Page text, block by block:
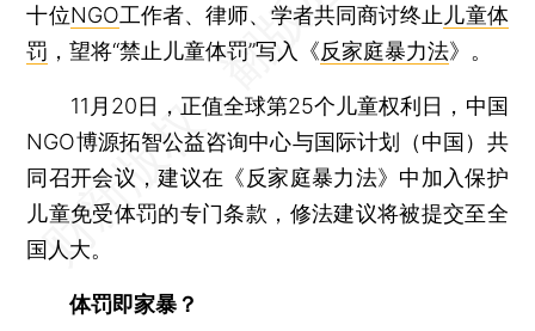
十位NGO工作者、律师、学者共同商讨终止 儿童体
罚 ，望将“禁止儿童体罚”写入《反家庭暴力法》。
11月20日，正值全球第25个儿童权利日，中国
NGO博源拓智公益咨询中心与国际计划（中国）共
同召开会议，建议在《反家庭暴力法》中加入保护
儿童免受体罚的专门条款，修法建议将被提交至全
国人大。
体罚即家暴？